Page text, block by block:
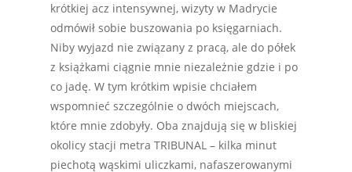
krótkiej acz intensywnej, wizyty w Madrycie
odmówił sobie buszowania po księgarniach.
Niby wyjazd nie związany z pracą, ale do półek
z książkami ciągnie mnie niezależnie gdzie i po
co jadę. W tym krótkim wpisie chciałem
wspomnieć szczególnie o dwóch miejscach,
które mnie zdobyły. Oba znajdują się w bliskiej
okolicy stacji metra TRIBUNAL – kilka minut
piechotą wąskimi uliczkami, nafaszerowanymi